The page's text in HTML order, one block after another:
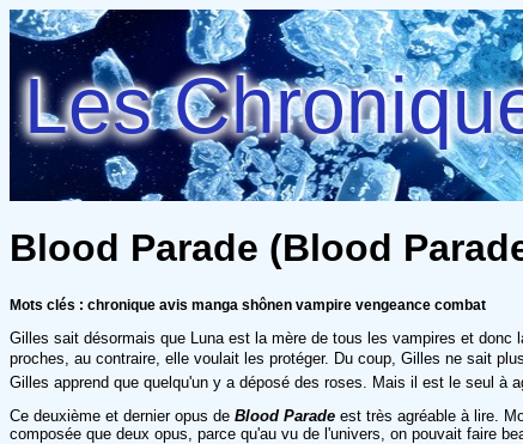
Les
Blood Parade (Blood
Mots clés : chronique avis manga shônen vampire vengeance combat
Gilles sait désormais que Luna est la mère de tous les vampires et
proches, au contraire, elle voulait les protéger. Du coup, Gilles ne sait
Gilles apprend que quelqu'un y a déposé des roses. Mais il est le seul à
Ce deuxième et dernier opus de Blood Parade est très agréable à lire.
composée que deux opus, parce qu'au vu de l'univers, on pouvait faire